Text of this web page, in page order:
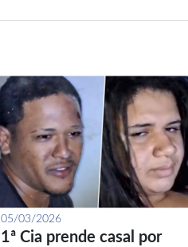
05/03/2026
1ª Cia prende casal por